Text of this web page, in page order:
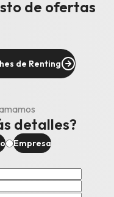
de ofertas
de Renting
detalles?
Empresa